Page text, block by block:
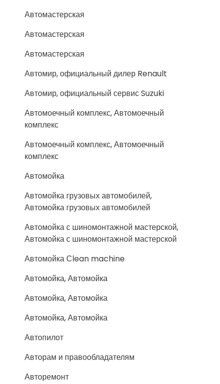
Автомастерская
Автомастерская
Автомастерская
Автомир, официальный дилер Renault
Автомир, официальный сервис Suzuki
Автомоечный комплекс, Автомоечный
комплекс
Автомоечный комплекс, Автомоечный
комплекс
Автомойка
Автомойка грузовых автомобилей,
Автомойка грузовых автомобилей
Автомойка с шиномонтажной мастерской,
Автомойка с шиномонтажной мастерской
Автомойка Сlean machine
Автомойка, Автомойка
Автомойка, Автомойка
Автомойка, Автомойка
Автопилот
Авторам и правообладателям
Авторемонт